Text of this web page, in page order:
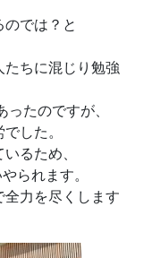
では？と
たちに混じり勉強
たのですが、
した。
るため、
られます。
力を尽くします